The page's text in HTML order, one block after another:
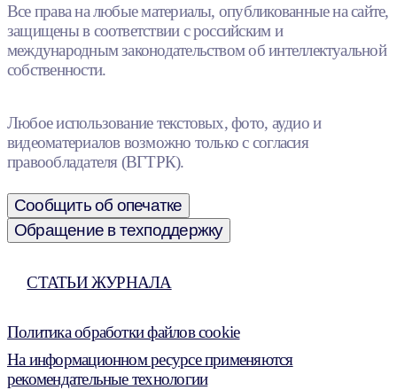
Все права на любые материалы, опубликованные на сайте,
защищены в соответствии с российским и
международным законодательством об интеллектуальной
собственности.
Любое использование текстовых, фото, аудио и
видеоматериалов возможно только с согласия
правообладателя (ВГТРК).
Сообщить об опечатке
Обращение в техподдержку
СТАТЬИ ЖУРНАЛА
Политика обработки файлов cookie
На информационном ресурсе применяются
рекомендательные технологии